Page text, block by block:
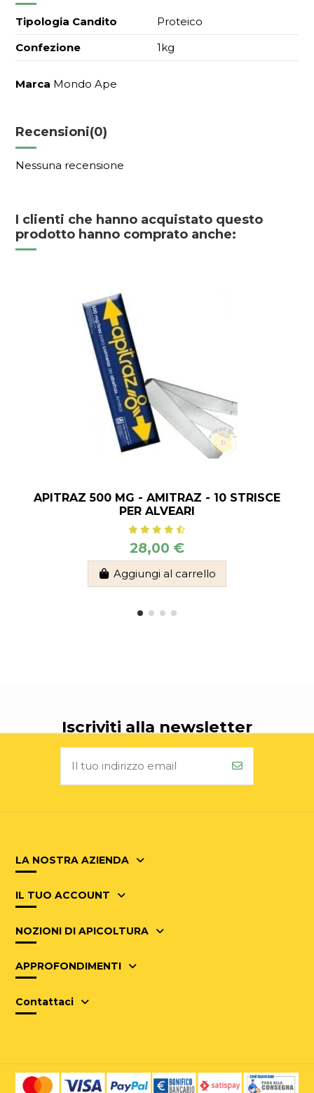
Tipologia Candito
Proteico
Confezione
1kg
Marca Mondo Ape
Recensioni(0)
Nessuna recensione
I clienti che hanno acquistato questo
prodotto hanno comprato anche:
APITRAZ 500 MG - AMITRAZ - 10 STRISCE
PER ALVEARI
28,00 €
Aggiungi al carrello
Iscriviti alla newsletter
LA NOSTRA AZIENDA
IL TUO ACCOUNT
NOZIONI DI APICOLTURA
APPROFONDIMENTI
Contattaci